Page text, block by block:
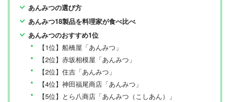
あんみつの選び方
あんみつ18製品を料理家が食べ比べ
あんみつのおすすめ1位
【1位】船橋屋「あんみつ」
【2位】赤坂相模屋「あんみつ」
【2位】住吉「あんみつ」
【4位】神田福尾商店「あんみつ」
【5位】とら八商店「あんみつ（こしあん）」